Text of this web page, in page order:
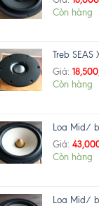
Còn hàng
Treb SEAS
Giá:
Còn hàng
Loa Mid/
Giá:
Còn hàng
Loa Mid/